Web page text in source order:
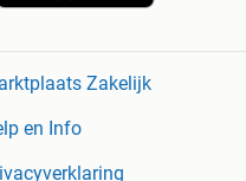
Zakelijk
en Info